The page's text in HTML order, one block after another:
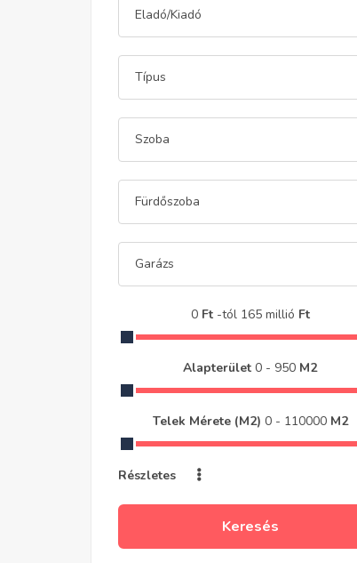
Eladó/Kiadó
Típus
Szoba
Fürdőszoba
Garázs
0 Ft -tól 165 millió Ft
Alapterület0 - 950 M2
Telek Mérete (m2) 0 - 110000 M2
Részletes
Keresés